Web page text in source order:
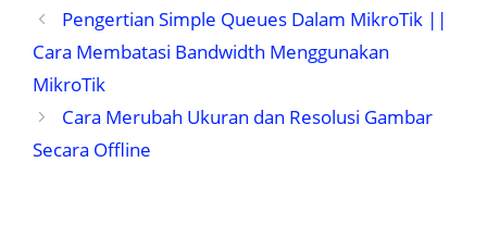
Pengertian Simple Queues Dalam MikroTik ||
Cara Membatasi Bandwidth Menggunakan
MikroTik
Cara Merubah Ukuran dan Resolusi Gambar
Secara Offline